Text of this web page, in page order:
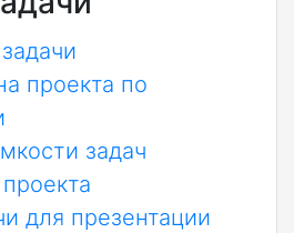
проекта по
задач
для презентации